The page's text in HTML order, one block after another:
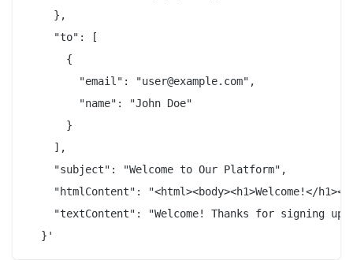
    },
    "to": [
      {
        "email": "user@example.com",
        "name": "John Doe"
      }
    ],
    "subject": "Welcome to Our Platform",
"htmlContent": "<html><body><h1>Welcome!</
"textContent": "Welcome! Thanks for signing